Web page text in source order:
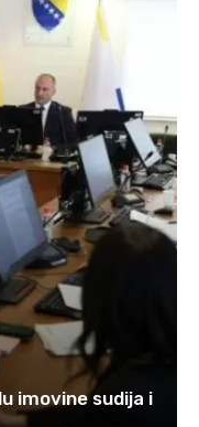
imovine sudija i